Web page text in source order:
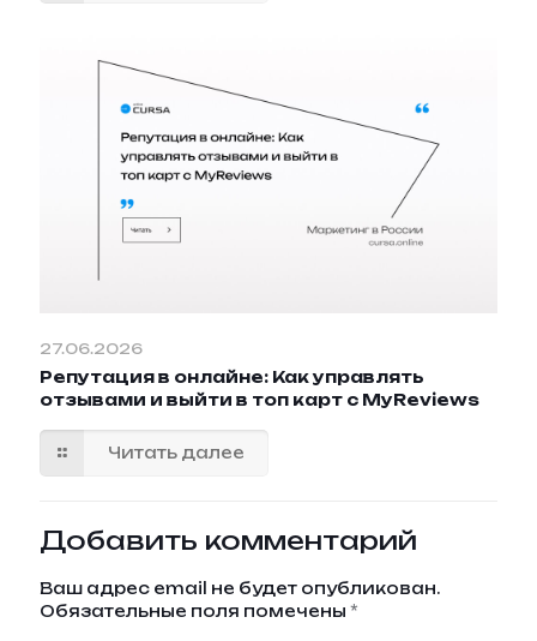
27.06.2026
Репутация в онлайне: Как управлять
отзывами и выйти в топ карт с MyReviews
Читать далее
Добавить комментарий
Ваш адрес email не будет опубликован.
Обязательные поля помечены *